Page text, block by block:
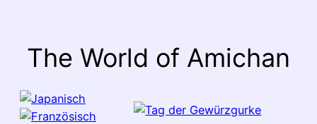
The World of Amichan